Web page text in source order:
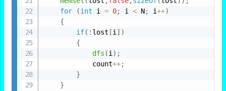
for
(int i = 0; i < N; i++)
{
if( ! lost [i ] )
{
dfs (i ) ;
            count
++;
}
}